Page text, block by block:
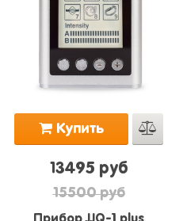
Купить
13495 руб
15500 руб